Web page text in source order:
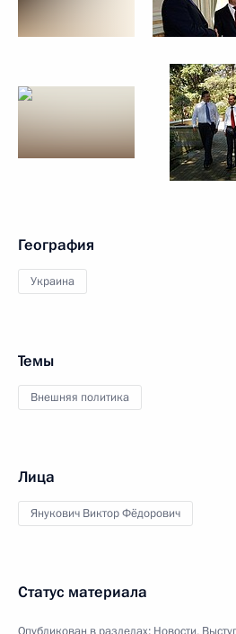
География
Украина
Темы
Внешняя политика
Лица
Янукович Виктор Фёдорович
Статус материала